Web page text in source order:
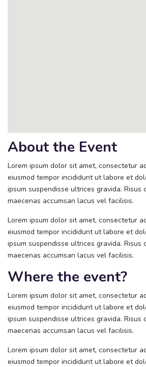
About the Event
Lorem ipsum dolor sit amet, consectetur
eiusmod tempor incididunt ut labore et
ipsum suspendisse ultrices gravida. Risus
maecenas accumsan lacus vel facilisis.
Lorem ipsum dolor sit amet, consectetur
eiusmod tempor incididunt ut labore et
ipsum suspendisse ultrices gravida. Risus
maecenas accumsan lacus vel facilisis.
Where the event?
Lorem ipsum dolor sit amet, consectetur
eiusmod tempor incididunt ut labore et
ipsum suspendisse ultrices gravida. Risus
maecenas accumsan lacus vel facilisis.
Lorem ipsum dolor sit amet, consectetur
eiusmod tempor incididunt ut labore et